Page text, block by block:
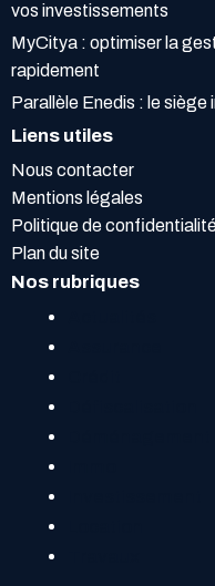
vos investissements
MyCitya : optimiser la
rapidement
Parallèle Enedis : le
Liens utiles
Nous contacter
Mentions légales
Politique de
Plan du site
Nos rubriques